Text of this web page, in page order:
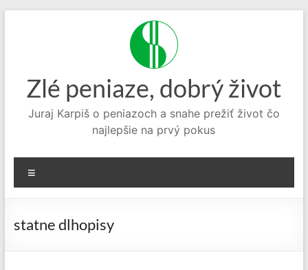
Zlé peniaze, dobrý život
Juraj Karpiš o peniazoch a snahe prežiť život čo
najlepšie na prvý pokus
statne dlhopisy